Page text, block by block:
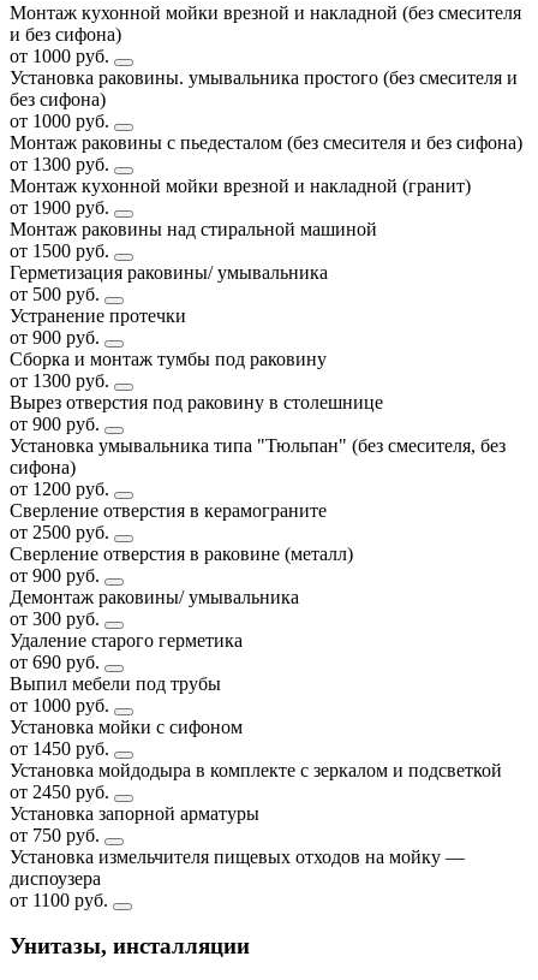
Монтаж кухонной мойки врезной и накладной (без смесителя
и без сифона)
от 1000 руб.
Установка раковины. умывальника простого (без смесителя и
без сифона)
от 1000 руб.
Монтаж раковины с пьедесталом (без смесителя и без сифона)
от 1300 руб.
Монтаж кухонной мойки врезной и накладной (гранит)
от 1900 руб.
Монтаж раковины над стиральной машиной
от 1500 руб.
Герметизация раковины/ умывальника
от 500 руб.
Устранение протечки
от 900 руб.
Сборка и монтаж тумбы под раковину
от 1300 руб.
Вырез отверстия под раковину в столешнице
от 900 руб.
Установка умывальника типа "Тюльпан" (без смесителя, без
сифона)
от 1200 руб.
Сверление отверстия в керамограните
от 2500 руб.
Сверление отверстия в раковине (металл)
от 900 руб.
Демонтаж раковины/ умывальника
от 300 руб.
Удаление старого герметика
от 690 руб.
Выпил мебели под трубы
от 1000 руб.
Установка мойки с сифоном
от 1450 руб.
Установка мойдодыра в комплекте с зеркалом и подсветкой
от 2450 руб.
Установка запорной арматуры
от 750 руб.
Установка измельчителя пищевых отходов на мойку —
диспоузера
от 1100 руб.
Унитазы, инсталляции